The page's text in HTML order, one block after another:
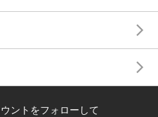
ントをフォローして